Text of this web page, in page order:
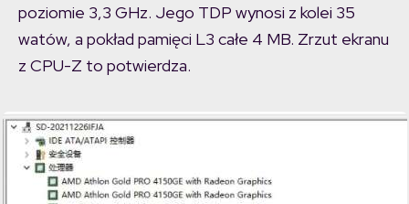
poziomie 3,3 GHz. Jego TDP wynosi z kolei 35
watów, a pokład pamięci L3 całe 4 MB. Zrzut ekranu
z CPU-Z to potwierdza.